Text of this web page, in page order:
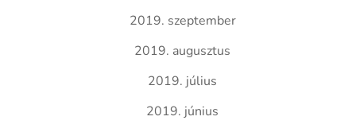
2019. szeptember
2019. augusztus
2019. július
2019. június